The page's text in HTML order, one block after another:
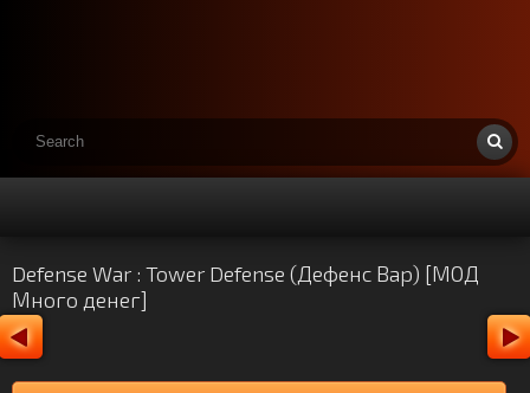
Defense War : Tower Defense (Дефенс Вар) [МОД
Много денег]